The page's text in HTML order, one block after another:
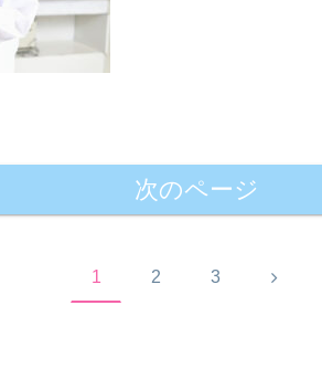
次のページ
1 2 3 次